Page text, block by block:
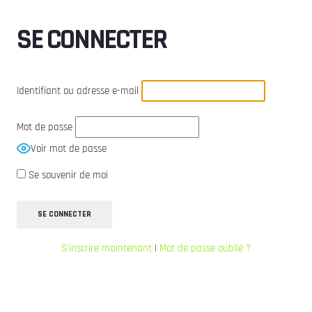
SE CONNECTER
Identifiant ou adresse e-mail
Mot de passe
Voir mot de passe
Se souvenir de moi
S’inscrire maintenant | Mot de passe oublié ?